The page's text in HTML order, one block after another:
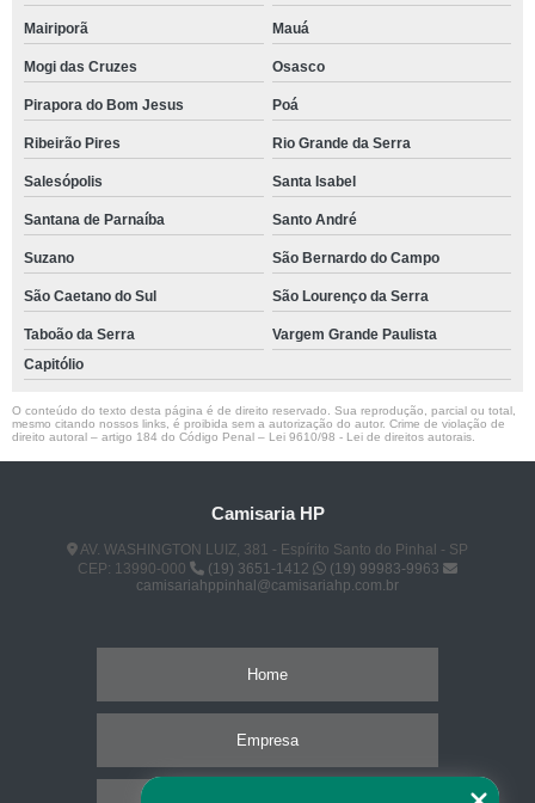
Mairiporã Mauá
Mogi das Cruzes Osasco
Pirapora do Bom Jesus Poá
Ribeirão Pires Rio Grande da Serra
Salesópolis Santa Isabel
Santana de Parnaíba Santo André
Suzano São Bernardo do Campo
São Caetano do Sul São Lourenço da Serra
Taboão da Serra
Vargem Grande Paulista
Capitólio
O conteúdo do texto desta página é de direito reservado. Sua reprodução, parcial ou total,
mesmo citando nossos links, é proibida sem a autorização do autor. Crime de violação de
direito autoral – artigo 184 do Código Penal – Lei 9610/98 - Lei de direitos autorais
Camisaria HP
AV. WASHINGTON LUIZ, 381 - Espírito Santo do Pinhal - SP
CEP: 13990-000
(19) 3651-1412
(19) 99983-9963
camisariahppinhal@camisariahp.com.br
Home
Empresa